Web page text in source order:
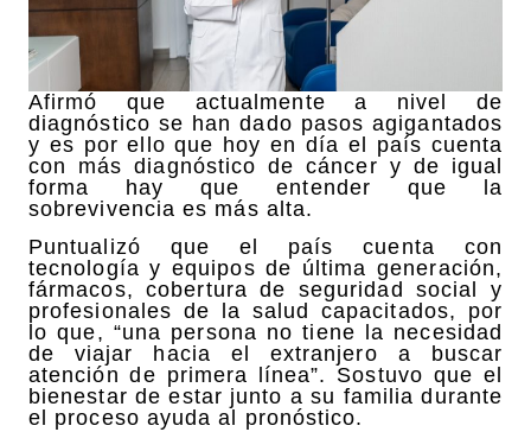
Afirmó que actualmente a nivel de
diagnóstico se han dado pasos agigantados
y es por ello que hoy en día el país cuenta
con más diagnóstico de cáncer y de igual
forma hay que entender que la
sobrevivencia es más alta.
Puntualizó que el país cuenta con
tecnología y equipos de última generación,
fármacos, cobertura de seguridad social y
profesionales de la salud capacitados, por
lo que, “una persona no tiene la necesidad
de viajar hacia el extranjero a buscar
atención de primera línea”. Sostuvo que el
bienestar de estar junto a su familia durante
el proceso ayuda al pronóstico.